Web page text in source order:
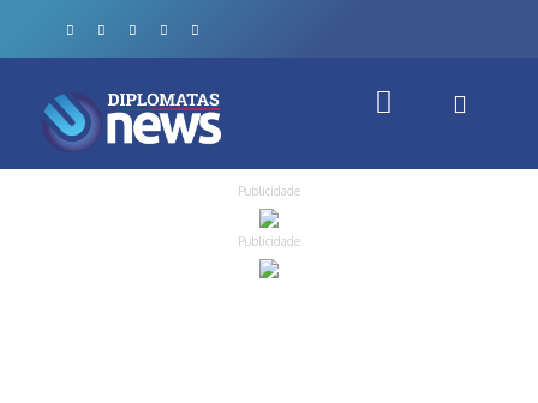
Publicidade
Publicidade